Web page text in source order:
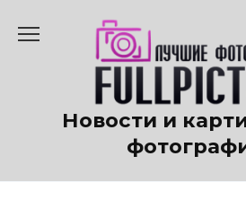
содержанию
Новости и